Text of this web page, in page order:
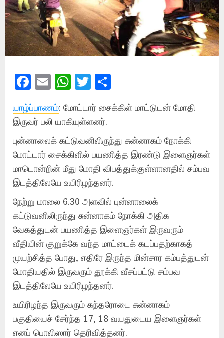
Facebook
EmailWhatsApp
Twitter
யாழ்ப்பாணம்: மோட்டார் சைக்கிள் மாட்டுடன் மோதி
இருவர் பலி யாகியுள்ளனர்.
புன்னாலைக் கட்டுவனிலிருந்து சுன்னாகம் நோக்கி
மோட்டார் சைக்கிளில் பயணித்த இரண்டு இளைஞர்கள்
மாடொன்றின் மீது மோதி விபத்துக்குள்ளானதில் சம்பவ
இடத்திலேயே உயிரிழந்தனர்.
நேற்று மாலை 6.30 அளவில் புன்னாலைக்
கட்டுவனிலிருந்து சுன்னாகம் நோக்கி அதிக
வேகத்துடன் பயணித்த இளைஞர்கள் இருவரும்
வீதியின் குறுக்கே வந்த மாட்டைக் கடப்பதற்காகத்
முயற்சித்த போது, எதிரே இருந்த மின்சார கம்பத்துடன்
மோதியதில் இருவரும் தூக்கி வீசப்பட்டு சம்பவ
இடத்திலேயே உயிரிழந்தனர்.
உயிரிழந்த இருவரும் கந்தரோடை சுன்னாகம்
பகுதியைச் சேர்ந்த 17, 18 வயதுடைய இளைஞர்கள்
எனப் பொலிஸார் தெரிவித்தனர்.